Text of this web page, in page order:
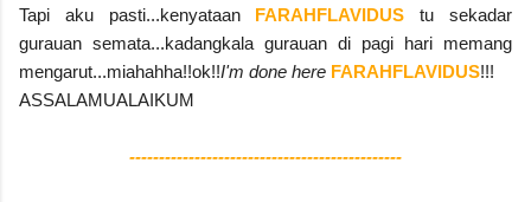
Tapi aku pasti...kenyataan FARAHFLAVIDUS tu sekadar
gurauan semata...kadangkala gurauan di pagi hari memang
mengarut...miahahha!!ok!!I'm done here FARAHFLAVIDUS!!!
ASSALAMUALAIKUM
----------------------------------------------